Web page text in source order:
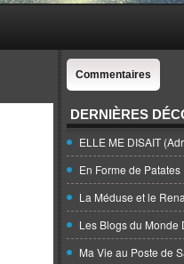
de presse et de blogs.
Commentaires
DERNIÈRES
ELLE ME DISAIT
En Forme de Patates
La Méduse et le
Les Blogs du Monde
Ma Vie au Poste de